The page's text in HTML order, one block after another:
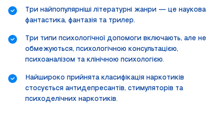
Три найпопулярніші літературні жанри — це наукова
фантастика, фантазія та трилер.
Три типи психологічної допомоги включають, але не
обмежуються, психологічною консультацією,
психоаналізом та клінічною психологією.
Найшироко прийнята класифікація наркотиків
стосується антидепресантів, стимуляторів та
психоделічних наркотиків.